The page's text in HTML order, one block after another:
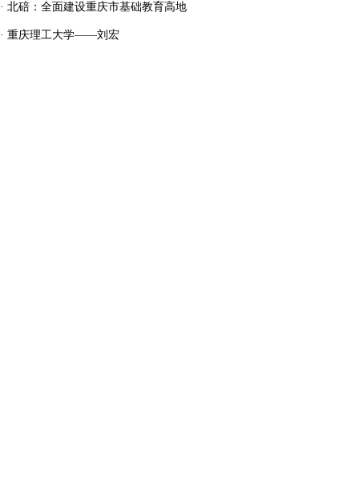
· 北碚：全面建设重庆市基础教育高地
· 重庆理工大学——刘宏